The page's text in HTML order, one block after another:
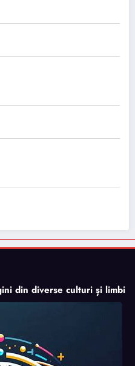
din diverse culturi și limbi